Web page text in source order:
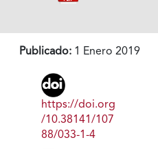
Publicado: 1 Enero 2019
https://doi.org
/10.38141/107
88/033-1-4